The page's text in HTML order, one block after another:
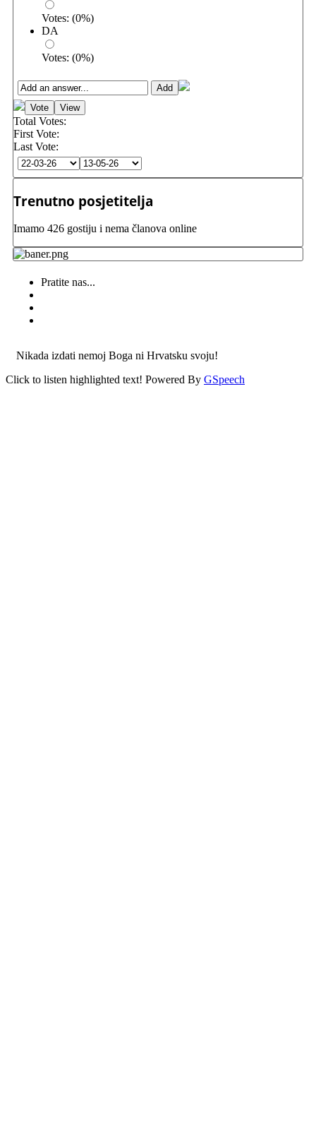
Votes: (0%)
DA
Votes: (0%)
Total Votes:
First Vote:
Last Vote:
Trenutno posjetitelja
Imamo 426 gostiju i nema članova online
Pratite nas...
Nikada izdati nemoj Boga ni Hrvatsku svoju!
Click to listen highlighted text! Powered By GSpeech